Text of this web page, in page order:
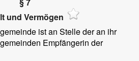
§ 7
und Vermögen
ist an Stelle der an ihr
Empfängerin der